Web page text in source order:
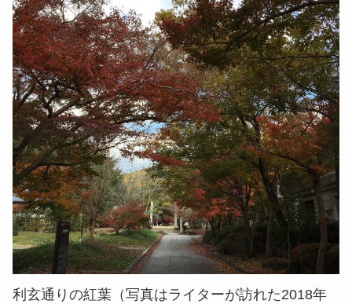
利玄通りの紅葉（写真はライターが訪れた2018年